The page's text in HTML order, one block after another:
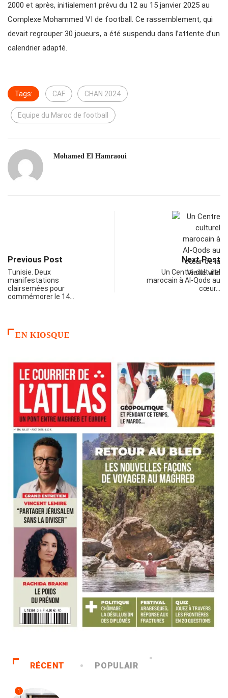
2000 et après, initialement prévu du 12 au 15 janvier 2025 au
Complexe Mohammed VI de football. Ce rassemblement, qui
devait regrouper 30 joueurs, a été suspendu dans l’attente d’un
calendrier adapté.
Tags: CAF CHAN 2024
Equipe du Maroc de football
Mohamed El Hamraoui
Previous Post
Tunisie. Deux
manifestations
clairsemées pour
commémorer le 14…
Next Post
Un Centre culturel
marocain à Al-Qods au
cœur…
EN KIOSQUE
RÉCENT POPULAIR
1